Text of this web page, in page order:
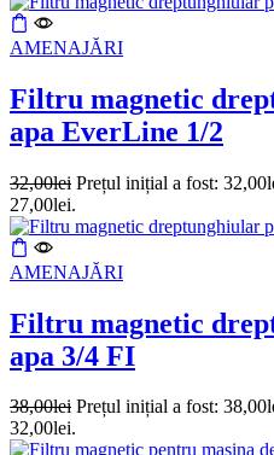
AMENAJĂRI
Filtru magnetic
apa EverLine 1/2
32,00lei Prețul inițial a fost:
27,00lei.
AMENAJĂRI
Filtru magnetic
apa 3/4 FI
38,00lei Prețul inițial a fost:
32,00lei.